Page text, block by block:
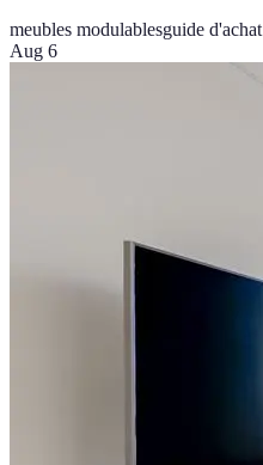
meubles modulablesguide d'achat
Aug 6